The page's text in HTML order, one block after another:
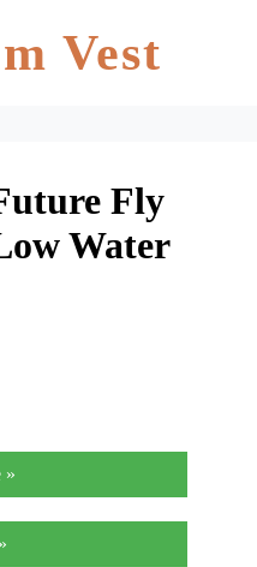
Vest
Fly
Water
»